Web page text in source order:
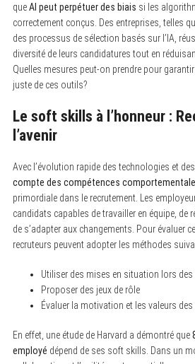
queAI peut perpétuer des biais si les
correctement conçus. Des entreprises, telles
des processus de sélection basés sur l’IA,
diversité de leurs candidatures tout en
Quelles mesures peut-on prendre pour
juste de ces outils?
Le soft skills à l’honneur :
l’avenir
Avec l’évolution rapide des technologies et
compte des compétences
primordiale dans le recrutement. Les
candidats capables de travailler en équipe, de
de s’adapter aux changements. Pour évaluer
recruteurs peuvent adopter les méthodes
Utiliser des mises en situation lors des
Proposer des jeux de rôle
Évaluer la motivation et les valeurs
En effet, une étude de Harvard a démontré que
employé dépend de ses soft skills. Dans un
S
r
h
o
: